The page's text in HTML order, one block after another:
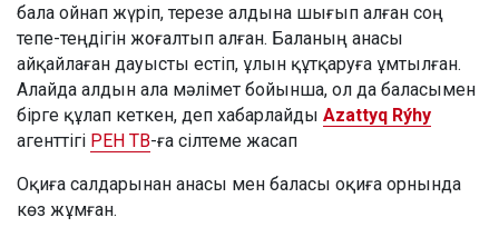
бала ойнап жүріп, терезе алдына шығып алған соң
тепе-теңдігін жоғалтып алған. Баланың анасы
айқайлаған дауысты естіп, ұлын құтқаруға ұмтылған.
Алайда алдын ала мәлімет бойынша, ол да баласымен
бірге құлап кеткен, деп хабарлайды Azattyq Rýhy
агенттігі РЕН ТВ-ға сілтеме жасап
Оқиға салдарынан анасы мен баласы оқиға орнында
көз жұмған.